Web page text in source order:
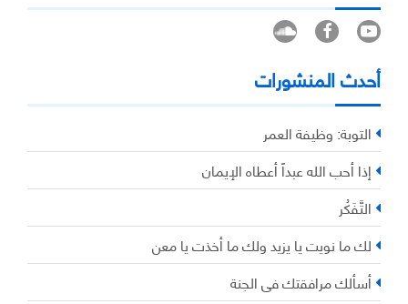
أحدث المنشورات
التوبة: وظيفة العمر
إذا أحب الله عبداً أعطاه الإيمان
التَّفَكُر
لك ما نويت يا يزيد ولك ما أخذت يا معن
أسألك مرافقتك في الجنة